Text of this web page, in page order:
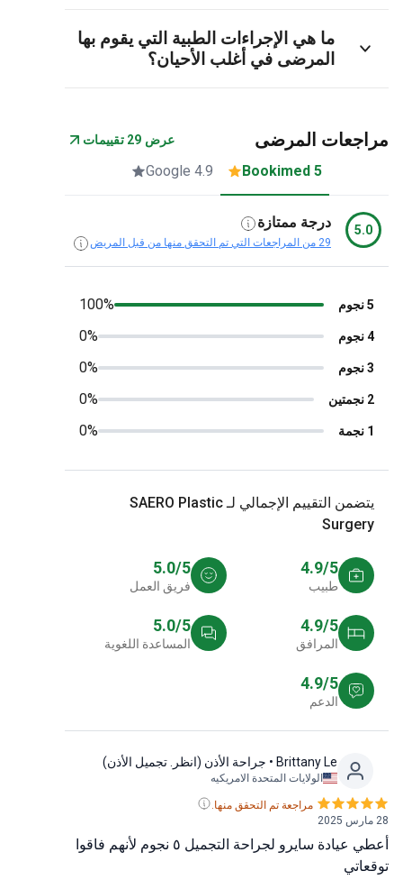
ما هي الإجراءات الطبية التي يقوم بها
المرضى في أغلب الأحيان؟
المرضى
4.9 Google
درجة ممتازة
29 من المراجعات التي تم التحقق منها من قبل المريض
0%
0%
0%
0%
100%
يتضمن التقييم الإجمالي لـ SAERO Plastic
4.9/5
طبيب
5.0/5
فريق العمل
4.9/5
المرافق
5.0/5
المساعدة اللغوية
4.9/5
الدعم
Brittany Le• جراحة الأذن (انظر. تجميل الأذن)
الولايات المتحدة الامريكيه
مراجعة تم التحقق منها.
أعطي عيادة سايرو لجراحة التجميل ٥ نجوم لأنهم فاقوا